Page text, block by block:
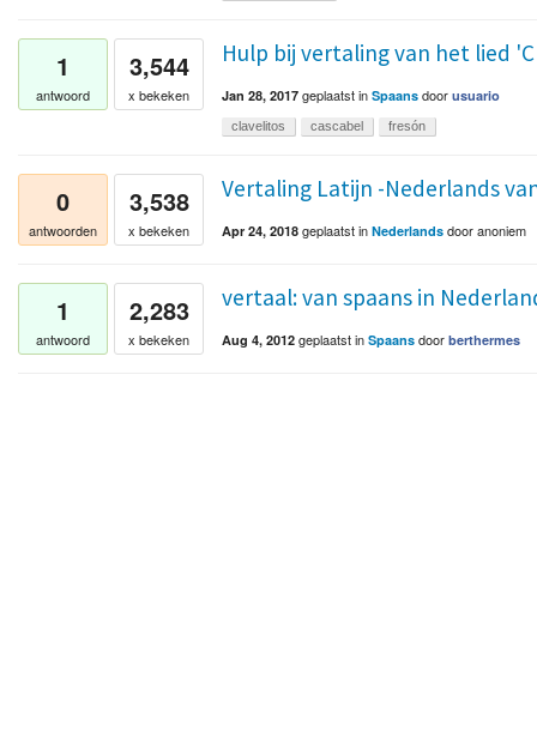
1
antwoord
3,544
x bekeken
Hulp bij vertaling van het lied
Jan 28, 2017 geplaatstin Spaans door usuario
clavelitos cascabel fresón
0
antwoorden
3,538
x bekeken
Vertaling Latijn -Nederlands
Apr 24, 2018 geplaatstin Nederlands dooranoniem
1
antwoord
2,283
x bekeken
vertaal: van spaans in
Aug 4, 2012 geplaatstin Spaans door berthermes